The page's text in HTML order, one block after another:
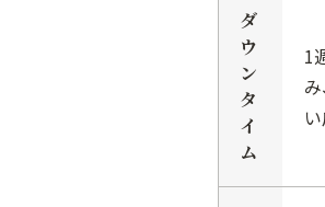
ダ
ウ
ン
タ
イ
ム
1